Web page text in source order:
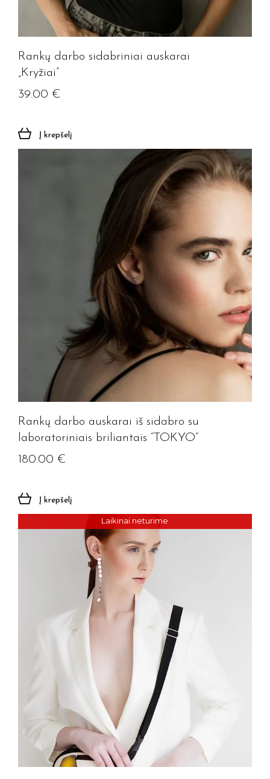
Rankų darbo sidabriniai auskarai
„Kryžiai”
39.00 €
Į krepšelį
Rankų darbo auskarai iš sidabro su
laboratoriniais briliantais “TOKYO”
180.00 €
Į krepšelį
Laikinai neturime